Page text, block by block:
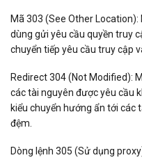
Mã 303 (See Other
dùng gửi yêu cầu quyền truy
chuyển tiếp yêu cầu truy cập
Redirect 304 (Not Modified):
các tài nguyên được yêu cầu
kiểu chuyển hướng ẩn tới
đệm.
Dòng lệnh 305 (Sử dụng